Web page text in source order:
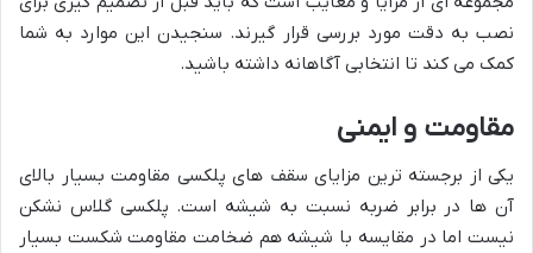
نصب به دقت مورد بررسی قرار گیرند. سنجیدن این موارد به شما
کمک می کند تا انتخابی آگاهانه داشته باشید.
مقاومت و ایمنی
یکی از برجسته ترین مزایای سقف های پلکسی مقاومت بسیار بالای
آن ها در برابر ضربه نسبت به شیشه است. پلکسی گلاس نشکن
نیست اما در مقایسه با شیشه هم ضخامت مقاومت شکست بسیار